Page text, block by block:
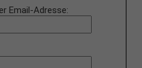
Email-Adresse